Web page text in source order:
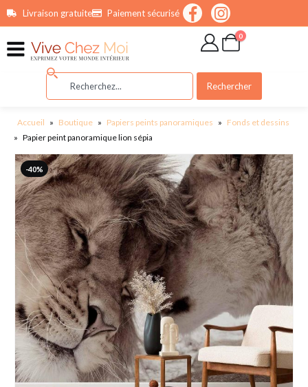
principalLivraison gratuite Paiement sécurisé
0
Rechercher
Accueil » Boutique » Papiers peints panoramiques » Fonds et dessins
» Papier peint panoramique lion sépia
-40%